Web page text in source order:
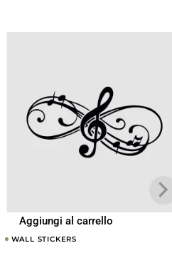
Aggiungi al carrello
WALL STICKERS